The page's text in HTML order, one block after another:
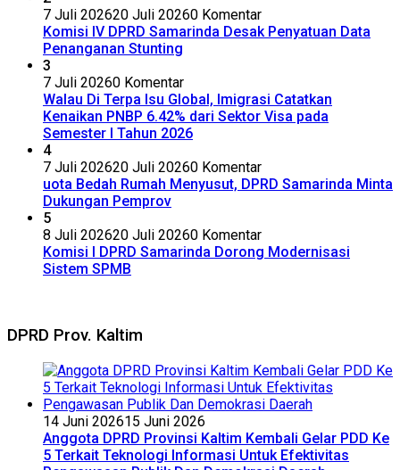
7 Juli 202620 Juli 20260 Komentar
Komisi IV DPRD Samarinda Desak Penyatuan Data
Penanganan Stunting
3
7 Juli 20260 Komentar
Walau Di Terpa Isu Global, Imigrasi Catatkan
Kenaikan PNBP 6.42% dari Sektor Visa pada
Semester I Tahun 2026
4
7 Juli 202620 Juli 20260 Komentar
uota Bedah Rumah Menyusut, DPRD Samarinda Minta
Dukungan Pemprov
5
8 Juli 202620 Juli 20260 Komentar
Komisi I DPRD Samarinda Dorong Modernisasi
Sistem SPMB
DPRD Prov. Kaltim
14 Juni 202615 Juni 2026
Anggota DPRD Provinsi Kaltim Kembali Gelar PDD Ke
5 Terkait Teknologi Informasi Untuk Efektivitas